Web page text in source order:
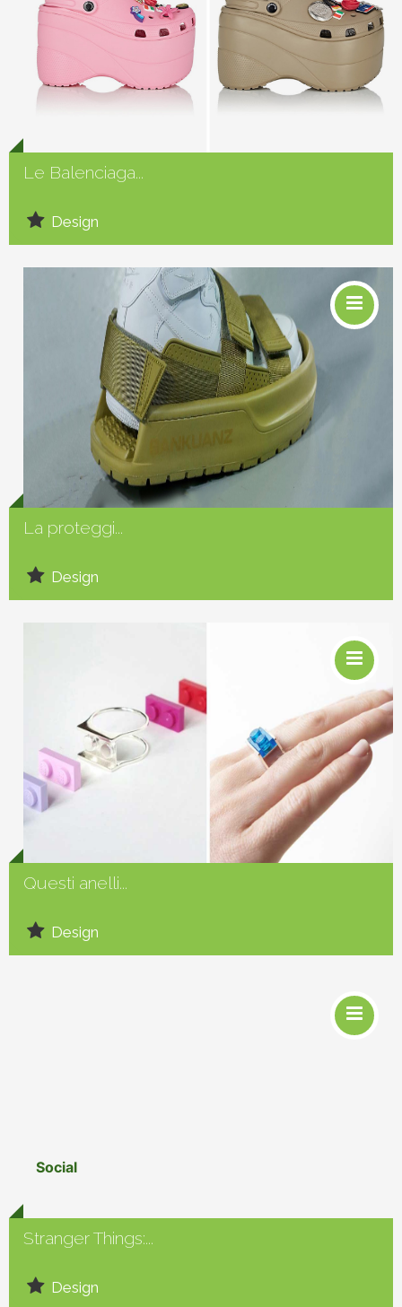
Le Balenciaga...
Design
Social
La proteggi...
Design
Questi anelli...
Design
Social
Stranger Things:...
Design
Social